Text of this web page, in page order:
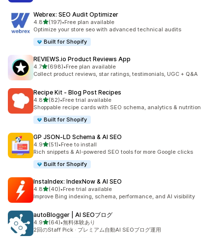
Webrex: SEO Audit Optimizer
4.85つ星中
(197)
合計レビュー数：197件
•Free plan available
Optimize your store seo with advanced technical audits
Built for Shopify
REVIEWS.io Product Reviews App
4.75つ星中
(698)
合計レビュー数：698件
•Free plan available
Collect product reviews, star ratings, testimonials, UGC + Q&A
Recipe Kit ‑ Blog Post Recipes
4.85つ星中
(82)
合計レビュー数：82件
•Free trial available
Shoppable recipe cards with SEO schema, analytics & nutrition
Built for Shopify
GP JSON‑LD Schema & AI SEO
4.95つ星中
(51)
合計レビュー数：51件
•Free to install
Rich snippets & AI-powered SEO tools for more Google clicks
Built for Shopify
InstaIndex: IndexNow & AI SEO
4.85つ星中
(40)
合計レビュー数：40件
•Free trial available
Improve Bing indexing, schema, performance, and AI visibility
autoBlogger | AI SEOブログ
4.95つ星中
(64)
合計レビュー数：64件
•無料体験あり
2回のStaff Pick · プレミアム自動AI SEOブログ運用